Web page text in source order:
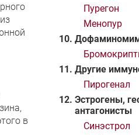
в
Пурегон
Менопур
Другие
Пирогенал
Эстрогены,
антагонисты
Синэстрол